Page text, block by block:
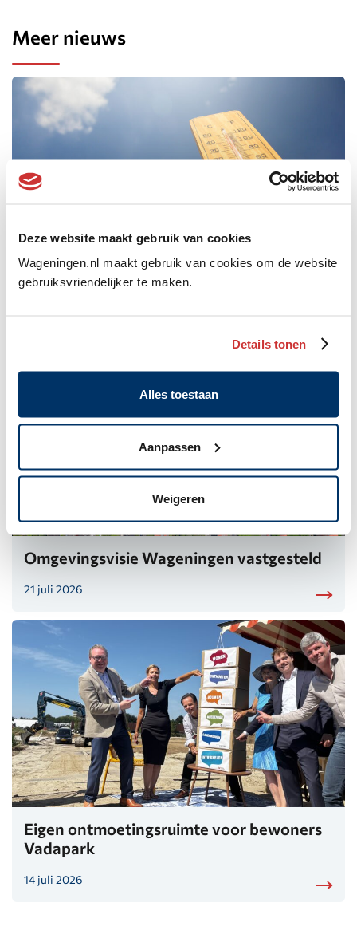
Deze website maakt gebruik van cookies
Wageningen.nl maakt gebruik van cookies om de website
gebruiksvriendelijker te maken.
Details tonen
Alles toestaan
Aanpassen
Weigeren
Meer nieuws
Zo blijft u koel met de warmte
Omgevingsvisie Wageningen vastgesteld
21 juli 2026
Eigen ontmoetingsruimte voor bewoners
Vadapark
14 juli 2026